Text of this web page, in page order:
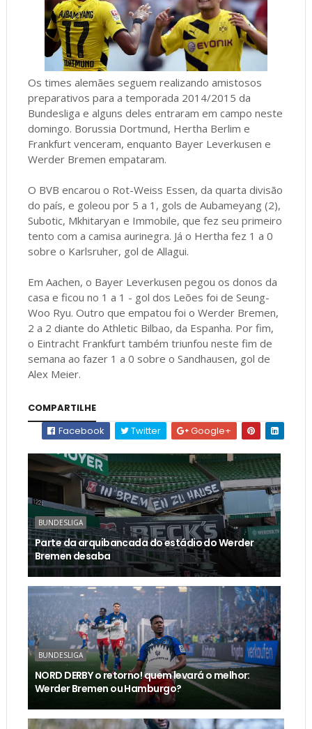
Os times alemães seguem realizando amistosos
preparativos para a temporada 2014/2015 da
Bundesliga e alguns deles entraram em campo neste
domingo. Borussia Dortmund, Hertha Berlim e
Frankfurt venceram, enquanto Bayer Leverkusen e
Werder Bremen empataram.
O BVB encarou o Rot-Weiss Essen, da quarta divisão
do país, e goleou por 5 a 1, gols de Aubameyang (2),
Subotic, Mkhitaryan e Immobile, que fez seu primeiro
tento com a camisa aurinegra. Já o Hertha fez 1 a 0
sobre o Karlsruher, gol de Allagui.
Em Aachen, o Bayer Leverkusen pegou os donos da
casa e ficou no 1 a 1 - gol dos Leões foi de Seung-
Woo Ryu. Outro que empatou foi o Werder Bremen,
2 a 2 diante do Athletic Bilbao, da Espanha. Por fim,
o Eintracht Frankfurt também triunfou neste fim de
semana ao fazer 1 a 0 sobre o Sandhausen, gol de
Alex Meier.
COMPARTILHE
Facebook
Twitter Google+
BUNDESLIGA
Parte da arquibancada do estádio do Werder
Bremen desaba
BUNDESLIGA
NORD DERBY o retorno! quem levará o melhor:
Werder Bremen ou Hamburgo?